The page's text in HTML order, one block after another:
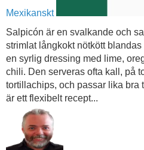
Mexikanskt
Salpicón är en svalkande och
strimlat långkokt nötkött
en syrlig dressing med lime,
chili. Den serveras ofta kall, på
tortillachips, och passar lika bra
är ett flexibelt recept...